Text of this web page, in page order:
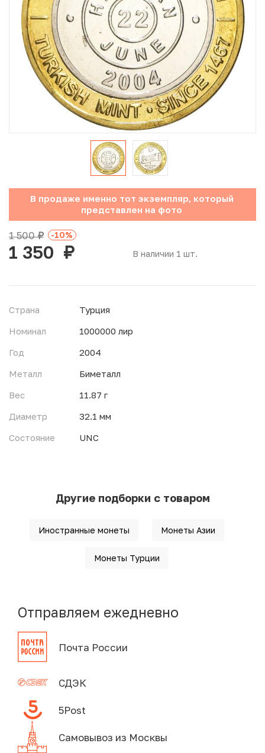
Юбилейные монеты Банка России (с 1999 года)
Памятные и инвестиционные монеты СССР и России
Иностранные монеты
Неофициальные выпуски монет (Unusual)
Античные и средневековые монеты
В продаже именно тот экземпляр, который
представлен на фото
В наличии 1 шт.
1 500руб. -10%
1 350 руб.
Страна
Турция
Номинал
1000000 лир
Год
2004
Металл
Биметалл
Вес
11.87 г
Диаметр
32.1 мм
Состояние
UNC
Другие подборки с товаром
Иностранные монеты Монеты Азии
Монеты Турции
Отправляем ежедневно
Почта России
СДЭК
5Post
Самовывоз из Москвы